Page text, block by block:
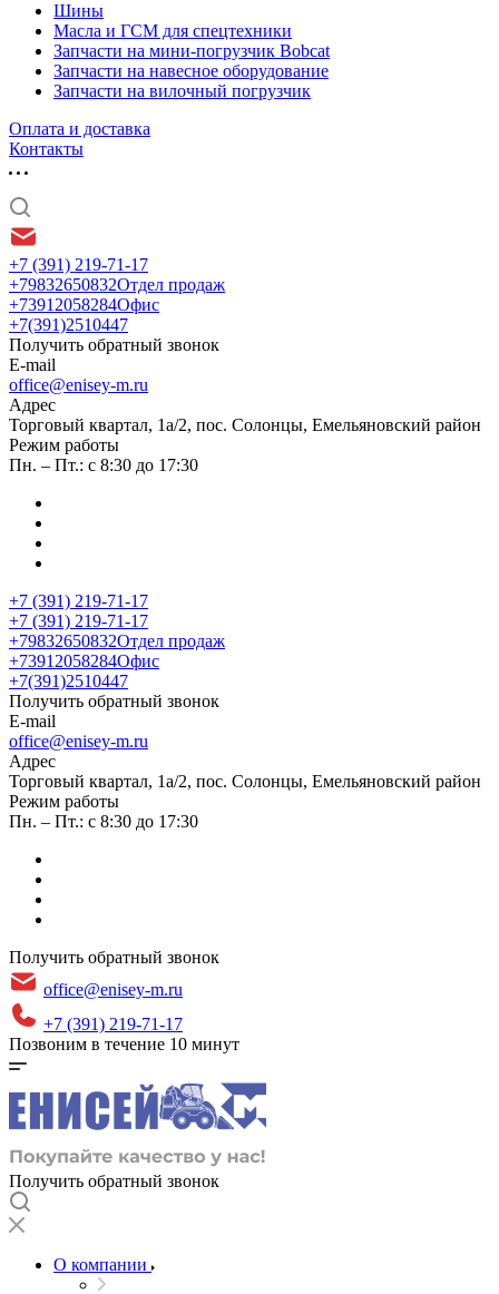
Шины
Масла и ГСМ для спецтехники
Запчасти на мини-погрузчик Bobcat
Запчасти на навесное оборудование
Запчасти на вилочный погрузчик
Оплата и доставка
Контакты
+7 (391) 219-71-17
+79832650832Отдел продаж
+73912058284Офис
+7(391)2510447
Получить обратный звонок
E-mail
office@enisey-m.ru
Адрес
​Торговый квартал, 1а/2, пос. Солонцы, Емельяновский район
Режим работы
Пн. – Пт.: с 8:30 до 17:30
+7 (391) 219-71-17
+7 (391) 219-71-17
+79832650832Отдел продаж
+73912058284Офис
+7(391)2510447
Получить обратный звонок
E-mail
office@enisey-m.ru
Адрес
​Торговый квартал, 1а/2, пос. Солонцы, Емельяновский район
Режим работы
Пн. – Пт.: с 8:30 до 17:30
Получить обратный звонок
office@enisey-m.ru
+7 (391) 219-71-17
Позвоним в течение 10 минут
Получить обратный звонок
О компании